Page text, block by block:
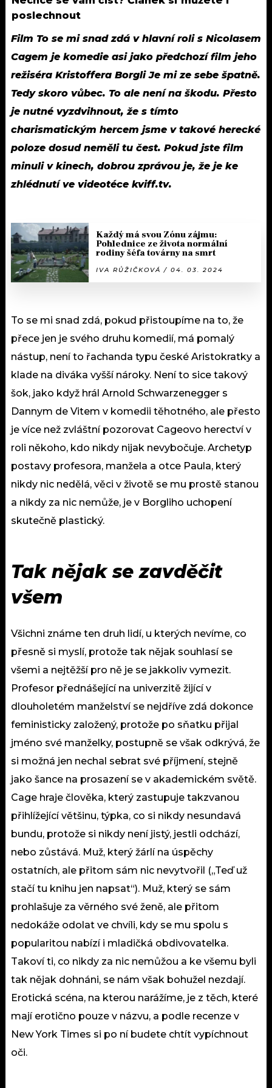
poslechnout
Film To se mi snad zdá v hlavní roli s Nicolasem
Cagem je komedie asi jako předchozí film jeho
režiséra Kristoffera Borgli Je mi ze sebe špatně.
Tedy skoro vůbec. To ale není na škodu. Přesto
je nutné vyzdvihnout, že s tímto
charismatickým hercem jsme v takové herecké
poloze dosud neměli tu čest. Pokud jste film
minuli v kinech, dobrou zprávou je, že je ke
zhlédnutí ve videotéce kviff.tv.
Každý má svou Zónu zájmu:
Pohlednice ze života normální
rodiny šéfa továrny na smrt
IVA RŮŽIČKOVÁ / 04. 03. 2024
To se mi snad zdá, pokud přistoupíme na to, že
přece jen je svého druhu komedií, má pomalý
nástup, není to řachanda typu české Aristokratky a
klade na diváka vyšší nároky. Není to sice takový
šok, jako když hrál Arnold Schwarzenegger s
Dannym de Vitem v komedii těhotného, ale přesto
je více než zvláštní pozorovat Cageovo herectví v
roli někoho, kdo nikdy nijak nevybočuje. Archetyp
postavy profesora, manžela a otce Paula, který
nikdy nic nedělá, věci v životě se mu prostě stanou
a nikdy za nic nemůže, je v Borgliho uchopení
skutečně plastický.
Tak nějak se zavděčit
všem
Všichni známe ten druh lidí, u kterých nevíme, co
přesně si myslí, protože tak nějak souhlasí se
všemi a nejtěžší pro ně je se jakkoliv vymezit.
Profesor přednášející na univerzitě žijící v
dlouholetém manželství se nejdříve zdá dokonce
feministicky založený, protože po sňatku přijal
jméno své manželky, postupně se však odkrývá, že
si možná jen nechal sebrat své příjmení, stejně
jako šance na prosazení se v akademickém světě.
Cage hraje člověka, který zastupuje takzvanou
přihlížející většinu, týpka, co si nikdy nesundavá
bundu, protože si nikdy není jistý, jestli odchází,
nebo zůstává. Muž, který žárlí na úspěchy
ostatních, ale přitom sám nic nevytvořil („Teď už
stačí tu knihu jen napsat“). Muž, který se sám
prohlašuje za věrného své ženě, ale přitom
nedokáže odolat ve chvíli, kdy se mu spolu s
popularitou nabízí i mladičká obdivovatelka.
Takoví ti, co nikdy za nic nemůžou a ke všemu byli
tak nějak dohnáni, se nám však bohužel nezdají.
Erotická scéna, na kterou narážíme, je z těch, které
mají erotično pouze v názvu, a podle recenze v
New York Times si po ní budete chtít vypíchnout
oči.